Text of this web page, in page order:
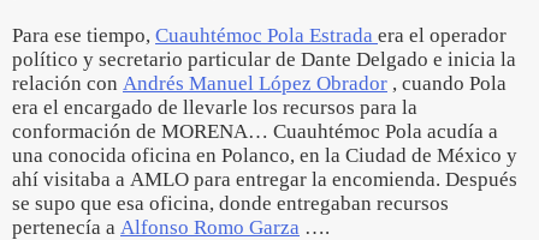
Para ese tiempo, Cuauhtémoc Pola Estrada era el operador
político y secretario particular de Dante Delgado e inicia la
relación con Andrés Manuel López Obrador , cuando Pola
era el encargado de llevarle los recursos para la
conformación de MORENA… Cuauhtémoc Pola acudía a
una conocida oficina en Polanco, en la Ciudad de México y
ahí visitaba a AMLO para entregar la encomienda. Después
se supo que esa oficina, donde entregaban recursos
pertenecía a Alfonso Romo Garza ….